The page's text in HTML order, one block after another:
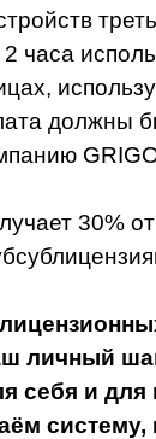
часа
должны
30%
личный
себя и для
систему,